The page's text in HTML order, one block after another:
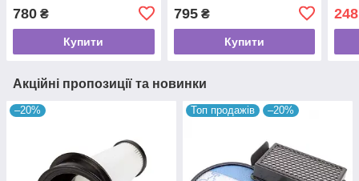
780 ₴
Купити
795₴
Купити
248
Акційні пропозиції та новинки
–20% Топ продажів –20%